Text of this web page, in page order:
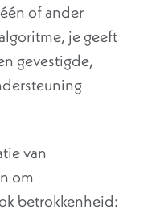
of ander
je geeft
gevestigde,
van
om
betrokkenheid: